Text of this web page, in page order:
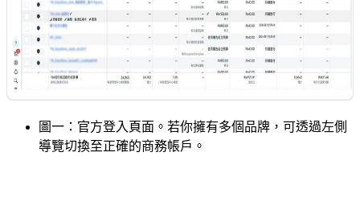
圖一：官方登入頁面。若你擁有多個品牌，可透過左側
導覽切換至正確的商務帳戶。